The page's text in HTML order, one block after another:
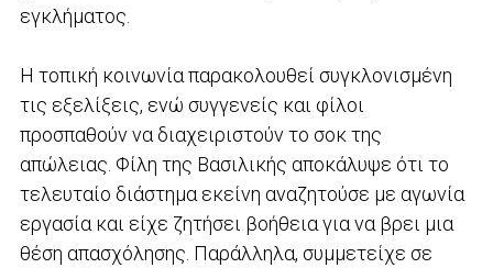
εγκλήματος.
Η τοπική κοινωνία παρακολουθεί συγκλονισμένη
τις εξελίξεις, ενώ συγγενείς και φίλοι
προσπαθούν να διαχειριστούν το σοκ της
απώλειας. Φίλη της Βασιλικής αποκάλυψε ότι το
τελευταίο διάστημα εκείνη αναζητούσε με αγωνία
εργασία και είχε ζητήσει βοήθεια για να βρει μια
θέση απασχόλησης. Παράλληλα, συμμετείχε σε